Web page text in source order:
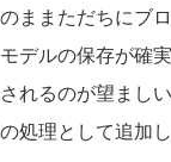
ままただちにブ
デルの保存が確
れるのが望まし
処理として追加し